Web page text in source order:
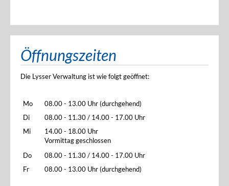
Öffnungszeiten
Die Lysser Verwaltung ist wie folgt geöffnet:
Mo
08.00 - 13.00 Uhr (durchgehend)
Di
08.00 - 11.30 / 14.00 - 17.00 Uhr
Mi
14.00 - 18.00 Uhr
Vormittag geschlossen
Do
08.00 - 11.30 / 14.00 - 17.00 Uhr
Fr
08.00 - 13.00 Uhr (durchgehend)